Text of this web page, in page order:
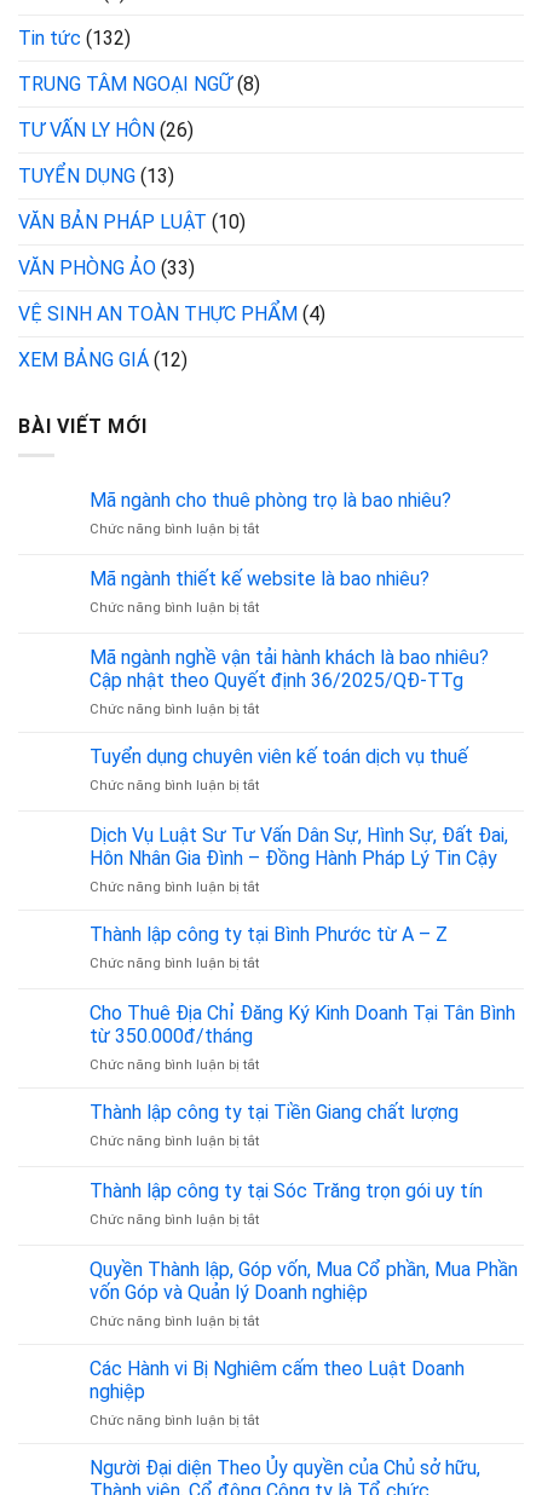
Tin tức (132)
TRUNG TÂM NGOẠI NGỮ(8)
TƯ VẤN LY HÔN (26)
TUYỂN DỤNG (13)
VĂN BẢN PHÁP LUẬT (10)
VĂN PHÒNG ẢO (33)
VỆ SINH AN TOÀN THỰC PHẨM (4)
XEM BẢNG GIÁ (12)
BÀI VIẾT MỚI
Mã ngành cho thuê phòng trọ là bao nhiêu?
Chức năng bình luận bị tắtở
ngành
cho
thuê
trọ
là
nhiêu?
Mã ngành thiết kế website là bao nhiêu?
Chức năng bình luận bị tắtở
ngành
thiết
kế
website
bao
Mã ngành nghề vận tải hành khách là bao nhiêu?
Cập nhật theo Quyết định 36/2025/QĐ-TTg
Chức năng bình luận bị tắtở
ngành
vận
hành
khách
bao
Cập
định
Tuyển dụng chuyên viên kế toán dịch vụ thuế
Chức năng bình luận bị tắtở
dụng
chuyên
viên
kế
dịch
vụ
thuế
Dịch Vụ Luật Sư Tư Vấn Dân Sự, Hình Sự, Đất Đai,
Hôn Nhân Gia Đình – Đồng Hành Pháp Lý Tin Cậy
Chức năng bình luận bị tắtở
Vụ
Luật
Sư
Vấn
Hình
Đất
Gia
Đình
Hành
Pháp
Lý
Cậy
Thành lập công ty tại Bình Phước từ A – Z
Chức năng bình luận bị tắtở
lập
công
tại
Phước
từ
A
Z
Cho Thuê Địa Chỉ Đăng Ký Kinh Doanh Tại Tân Bình
từ 350.000đ/tháng
Chức năng bình luận bị tắtở
Thuê
Địa
Chỉ
Ký
Doanh
Tân
Bình
Thành lập công ty tại Tiền Giang chất lượng
Chức năng bình luận bị tắtở
lập
công
ty
Tiền
Giang
lượng
Thành lập công ty tại Sóc Trăng trọn gói uy tín
Chức năng bình luận bị tắtở
lập
công
ty
tại
Trăng
uy
Quyền Thành lập, Góp vốn, Mua Cổ phần, Mua Phần
vốn Góp và Quản lý Doanh nghiệp
Chức năng bình luận bị tắtở
Thành
vốn,
Cổ
phần,
Các Hành vi Bị Nghiêm cấm theo Luật Doanh
nghiệp
Chức năng bình luận bị tắtở
Hành
Người Đại diện Theo Ủy quyền của Chủ sở hữu,